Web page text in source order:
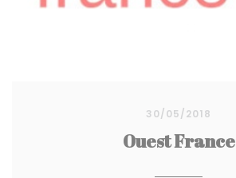
30/05/2018
Ouest France